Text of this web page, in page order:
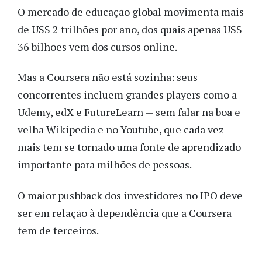
O mercado de educação global movimenta mais
de US$ 2 trilhões por ano, dos quais apenas US$
36 bilhões vem dos cursos online.
Mas a Coursera não está sozinha: seus
concorrentes incluem grandes players como a
Udemy, edX e FutureLearn — sem falar na boa e
velha Wikipedia e no Youtube, que cada vez
mais tem se tornado uma fonte de aprendizado
importante para milhões de pessoas.
O maior pushback dos investidores no IPO deve
ser em relação à dependência que a Coursera
tem de terceiros.